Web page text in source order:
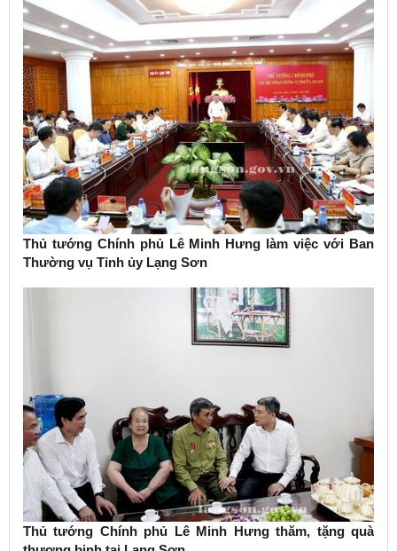
Thủ tướng Chính phủ Lê Minh Hưng làm việc với Ban
Thường vụ Tỉnh ủy Lạng Sơn
Thủ tướng Chính phủ Lê Minh Hưng thăm, tặng quà